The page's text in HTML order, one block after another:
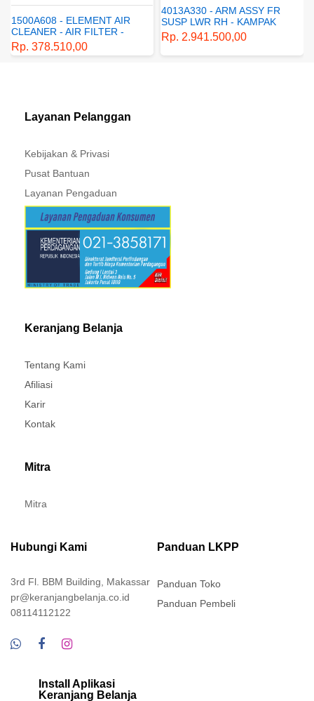
SUSP LWR RH - KAMPAK
DEPAN BAWAH KANAN -
GENUINE SPAREPART -
MITSUBISHI - XPANDER
Rp. 2.941.500,00
4162A413 - SHOCK
ABSORBER RR SUSP -
SUSPENSI BELAKANG -
SHOCKBREAKER BELAKANG
Rp. 1.198.800,00
Layanan Pelanggan
Kebijakan & Privasi
Pusat Bantuan
Layanan Pengaduan
Keranjang Belanja
Tentang Kami
Afiliasi
Karir
Kontak
Mitra
Mitra
Hubungi Kami
3rd Fl. BBM Building, Makassar
pr@keranjangbelanja.co.id
08114112122
Panduan LKPP
Panduan Toko
Panduan Pembeli
Install Aplikasi
Keranjang Belanja